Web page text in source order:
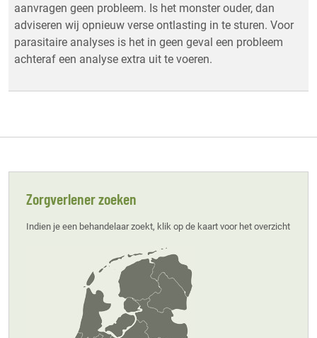
aanvragen geen probleem. Is het monster ouder, dan
adviseren wij opnieuw verse ontlasting in te sturen. Voor
parasitaire analyses is het in geen geval een probleem
achteraf een analyse extra uit te voeren.
Zorgverlener zoeken
Indien je een behandelaar zoekt, klik op de kaart voor het overzicht